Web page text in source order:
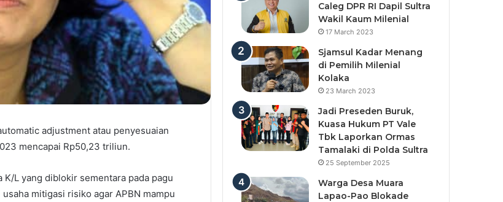
adjustment atau penyesuaian
mencapai Rp50,23 triliun.
L yang diblokir sementara pada pagu
mitigasi risiko agar APBN mampu
Caleg DPR RI Dapil Sultra
Wakil Kaum Milenial
17 March 2023
Sjamsul Kadar Menang
di Pemilih Milenial
Kolaka
23 March 2023
Jadi Preseden Buruk,
Kuasa Hukum PT Vale
Tbk Laporkan Ormas
Tamalaki di Polda Sultra
25 September 2025
Warga Desa Muara
Lapao-Pao Blokade